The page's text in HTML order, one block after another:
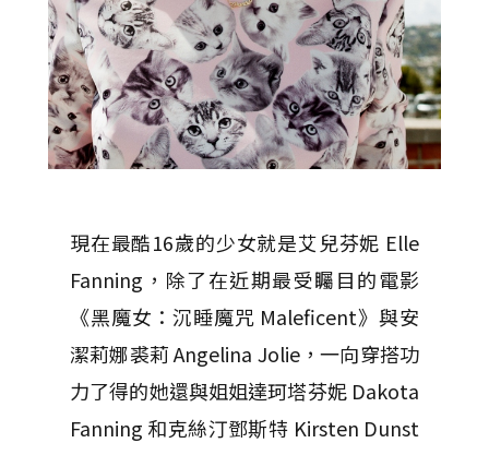
現在最酷16歲的少女就是艾兒芬妮 Elle
Fanning，除了在近期最受矚目的電影
《黑魔女：沉睡魔咒 Maleficent》與安
潔莉娜裘莉 Angelina Jolie，一向穿搭功
力了得的她還與姐姐達珂塔芬妮 Dakota
Fanning 和克絲汀鄧斯特 Kirsten Dunst